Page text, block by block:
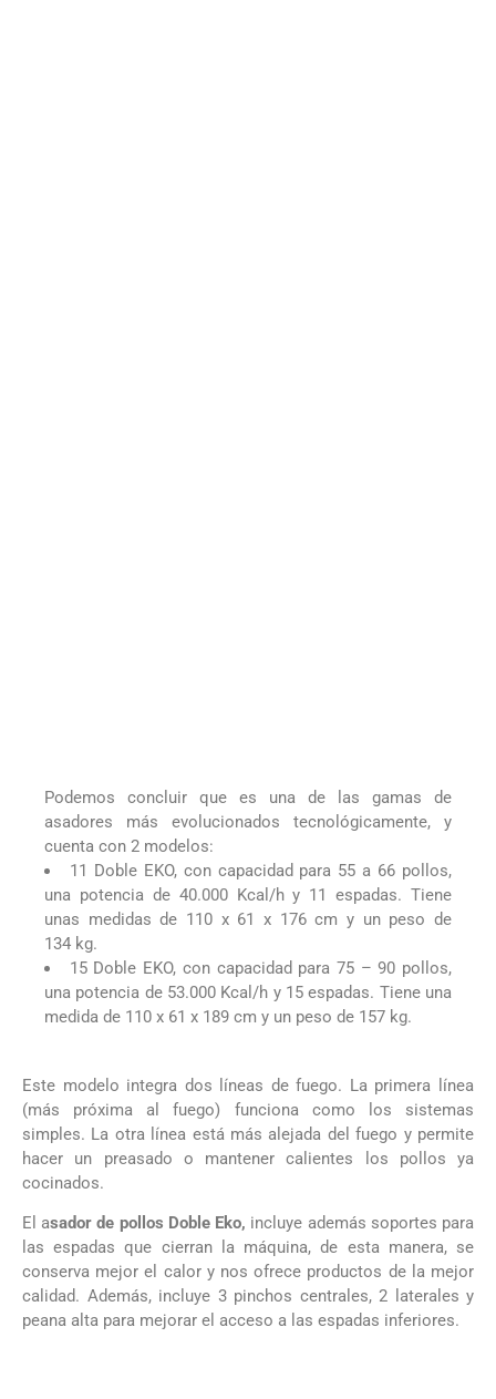
Podemos concluir que es una de las gamas de
asadores más evolucionados tecnológicamente, y
cuenta con 2 modelos:
11 Doble EKO, con capacidad para 55 a 66 pollos,
una potencia de 40.000 Kcal/h y 11 espadas. Tiene
unas medidas de 110 x 61 x 176 cm y un peso de
134 kg.
15 Doble EKO, con capacidad para 75 – 90 pollos,
una potencia de 53.000 Kcal/h y 15 espadas. Tiene una
medida de 110 x 61 x 189 cm y un peso de 157 kg.
Este modelo integra dos líneas de fuego. La primera línea
(más próxima al fuego) funciona como los sistemas
simples. La otra línea está más alejada del fuego y permite
hacer un preasado o mantener calientes los pollos ya
cocinados.
El asador de pollos Doble Eko, incluye además soportes para
las espadas que cierran la máquina, de esta manera, se
conserva mejor el calor y nos ofrece productos de la mejor
calidad. Además, incluye 3 pinchos centrales, 2 laterales y
peana alta para mejorar el acceso a las espadas inferiores.